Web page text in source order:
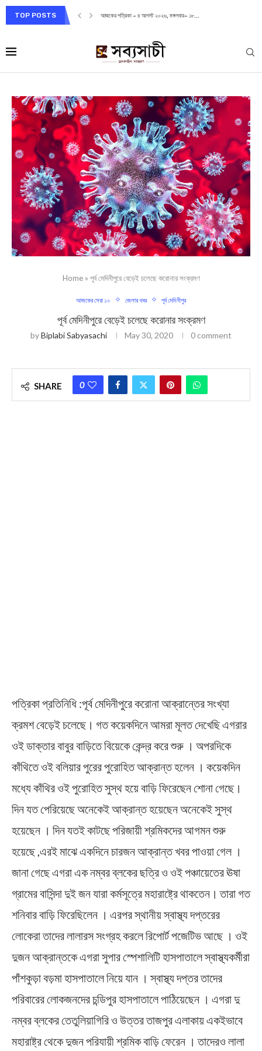
TOP POSTS আজকের পত্রিকা – ৪ আগস্ট ২০২৬, মঙ্গলবার– ১৮...
Home» পূর্ব মেদিনীপুরে বেড়েই চলেছে করোনার সংক্রমণ
আজকের সেরা ১০ জেলার খবর পূর্ব মেদিনীপুর
পূর্ব মেদিনীপুরে বেড়েই চলেছে করোনার সংক্রমণ
byBiplabi Sabyasachi May 30, 2020 0 comment
SHARE 0
পত্রিকা প্রতিনিধি :পূর্ব মেদিনীপুরে করোনা আক্রান্তের সংখ্যা
ক্রমশ বেড়েই চলেছে। গত কয়েকদিনে আমরা মূলত দেখেছি এগরার
ওই ডাক্তার বাবুর বাড়িতে বিয়েকে কেন্দ্র করে শুরু । অপরদিকে
কাঁথিতে ওই বলিয়ার পুরের পুরোহিত আক্রান্ত হলেন । কয়েকদিন
মধ্যে কাঁথির ওই পুরোহিত সুস্থ হয়ে বাড়ি ফিরেছেন শোনা গেছে।
দিন যত পেরিয়েছে অনেকেই আক্রান্ত হয়েছেন অনেকেই সুস্থ
হয়েছেন । দিন যতই কাটছে পরিজায়ী শ্রমিকদের আগমন শুরু
হয়েছে ,এরই মাঝে একদিনে চারজন আক্রান্ত খবর পাওয়া গেল ।
জানা গেছে এগরা এক নম্বর ব্লকের ছত্রি ও ওই পঞ্চায়েতের ঊষা
গ্রামের বাসিন্দা দুই জন যারা কর্মসূত্রে মহারাষ্ট্রে থাকতেন। তারা গত
শনিবার বাড়ি ফিরেছিলেন । এরপর স্থানীয় স্বাস্থ্য দপ্তরের
লোকেরা তাদের লালারস সংগ্রহ করলে রিপোর্ট পজেটিভ আছে । ওই
দুজন আক্রান্তকে এগরা সুপার স্পেশালিটি হাসপাতালে স্বাস্থ্যকর্মীরা
পাঁশকুড়া বড়মা হাসপাতালে নিয়ে যান । স্বাস্থ্য দপ্তর তাদের
পরিবারের লোকজনদের চন্ডিপুর হাসপাতালে পাঠিয়েছেন । এগরা দু
নম্বর ব্লকের তেতুলিয়াগিরি ও উত্তর তাজপুর এলাকায় একইভাবে
মহারাষ্ট্র থেকে দুজন পরিযায়ী শ্রমিক বাড়ি ফেরেন । তাদেরও লালা